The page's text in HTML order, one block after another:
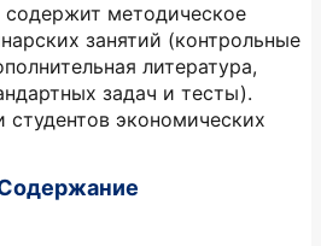
содержит методическое
занятий (контрольные
литература,
задач и тесты).
студентов экономических